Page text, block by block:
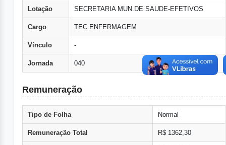
Lotação SECRETARIA MUN.DE SAUDE-EFETIVOS
Cargo TEC.ENFERMAGEM
Vínculo -
Jornada 040
Remuneração
Tipo de Folha Normal
Remuneração Total R$ 1362,30